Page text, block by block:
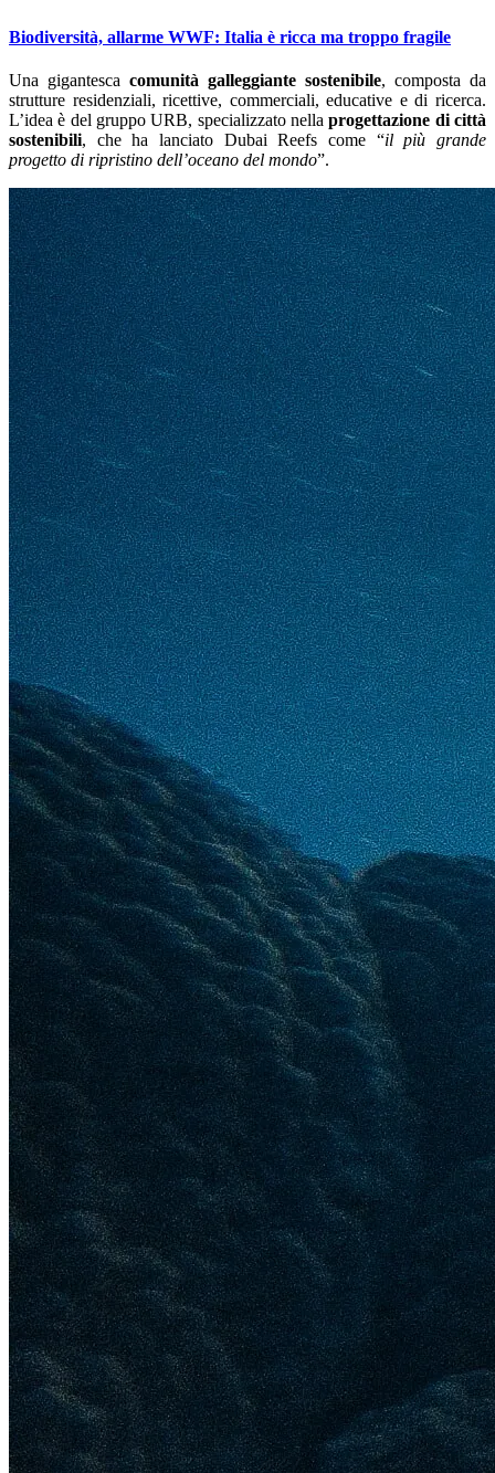
Biodiversità, allarme WWF: Italia è ricca ma troppo fragile
Una gigantesca comunità galleggiante sostenibile, composta da
strutture residenziali, ricettive, commerciali, educative e di ricerca.
L’idea è del gruppo URB, specializzato nellaprogettazione di città
sostenibili, che ha lanciato Dubai Reefs come “il più grande
progetto di ripristino dell’oceano del mondo”.